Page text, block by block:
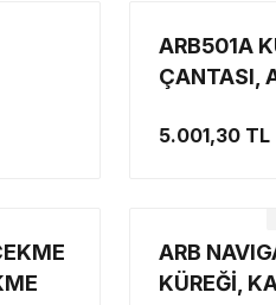
ARB501A
ÇANTASI,
5.001,30 TL
ARB
KÜREĞİ,